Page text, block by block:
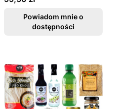
Powiadom mnie o
dostępności